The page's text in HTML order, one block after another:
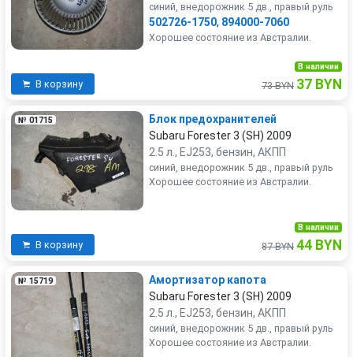
синий, внедорожник 5 дв., правый руль
502726-1750, 894000-7060
Хорошее состояние из Австралии.
В корзину
В наличии
73 BYN 37 BYN
№ 01715
Блок предохранителей
Subaru Forester 3 (SH) 2009
2.5 л., EJ253, бензин, АКПП
синий, внедорожник 5 дв., правый руль
Хорошее состояние из Австралии.
В корзину
В наличии
87 BYN 44 BYN
№ 15719
Амортизатор капота
Subaru Forester 3 (SH) 2009
2.5 л., EJ253, бензин, АКПП
синий, внедорожник 5 дв., правый руль
Хорошее состояние из Австралии.